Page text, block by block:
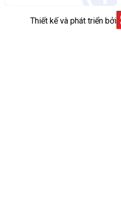
Thiết kế và phát triển bởi